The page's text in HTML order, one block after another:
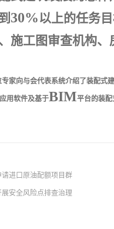
30%以上的任务
施工图审查机构
家向与会代表系统介绍了装配
用软件及基于BIM平台的装
进口原油配额项目群
安全风险点排查治理